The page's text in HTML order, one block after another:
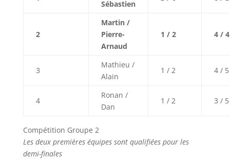
Sébastien
2
Martin /
Pierre-
Arnaud
1 / 2 4 / 4
3
Mathieu /
Alain
1 / 2 4 / 5
4
Ronan /
Dan
1 / 2 3 / 5
Compétition Groupe 2
Les deux premières équipes sont qualifiées pour les
demi-finales